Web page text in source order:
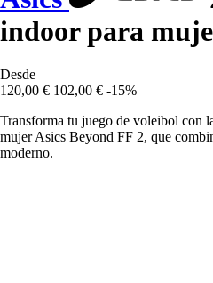
indoor para
Desde
120,00 € 102,00 € -15%
Transforma tu juego de voleibol con
mujer Asics Beyond FF 2, que
moderno.